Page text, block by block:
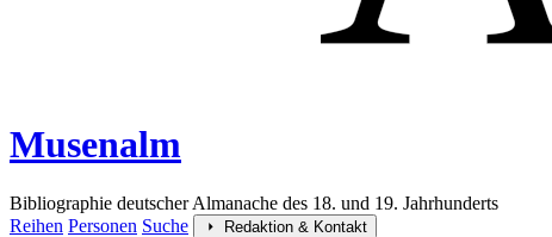
Musenalm
Bibliographie deutscher Almanache des 18. und 19. Jahrhunderts
Reihen Personen Suche Redaktion & Kontakt